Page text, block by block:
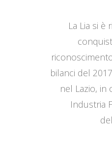
La Lia si
bilanci del
nel Lazio, in
Industria